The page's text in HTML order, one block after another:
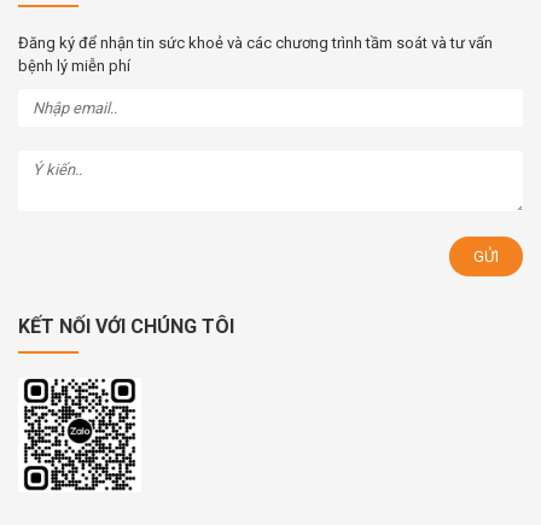
Đăng ký để nhận tin sức khoẻ và các chương trình tầm soát và tư vấn
bệnh lý miễn phí
KẾT NỐI VỚI CHÚNG TÔI